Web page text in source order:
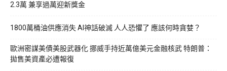
2.3萬 兼享過萬迎新獎金
1800萬桶油供應消失 AI神話破滅 人人恐懼了 應該何時貪婪？
歐洲密謀美債美股武器化 挪威手持近萬億美元金融核武 特朗普：
拋售美資產必遭報復